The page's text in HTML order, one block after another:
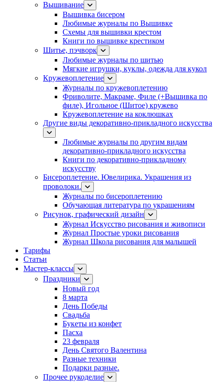
Вышивание
Вышивка бисером
Любимые журналы по Вышивке
Схемы для вышивки крестом
Книги по вышивке крестиком
Шитье, пэчворк
Любимые журналы по шитью
Мягкие игрушки, куклы, одежда для кукол
Кружевоплетение
Журналы по кружевоплетению
Фриволите, Макраме, Филе (+Вышивка по
филе), Игольное (Шитое) кружево
Кружевоплетение на коклюшках
Другие виды декоративно-прикладного искусства
Любимые журналы по другим видам
декоративно-прикладного искусства
Книги по декоративно-прикладному
искусству
Бисероплетение. Ювелирика. Украшения из
проволоки.
Журналы по бисероплетению
Обучающая литература по украшениям
Рисунок, графический дизайн
Журнал Искусство рисования и живописи
Журнал Простые уроки рисования
Журнал Школа рисования для малышей
Тарифы
Статьи
Мастер-классы
Праздники
Новый год
8 марта
День Победы
Свадьба
Букеты из конфет
Пасха
23 февраля
День Святого Валентина
Разные техники
Подарки разные.
Прочее рукоделие